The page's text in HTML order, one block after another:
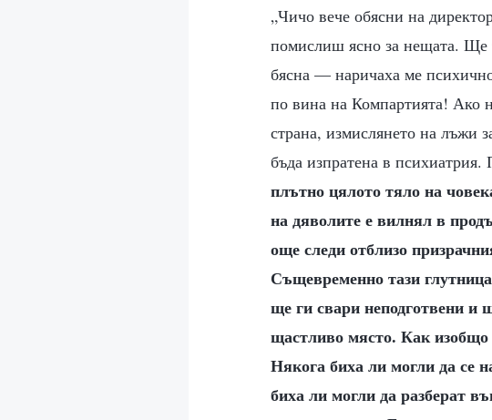
„Чичо вече обясни на
помислиш ясно за нещата. Ще
бясна — наричаха ме
по вина на Компартията! Ако
страна, измислянето на лъжи
бъда изпратена в
плътно цялото тяло на
на дяволите е вилнял в
още следи отблизо
Същевременно тази
ще ги свари неподготвени и
щастливо място. Как изобщо
Някога биха ли могли да се
биха ли могли да разберат